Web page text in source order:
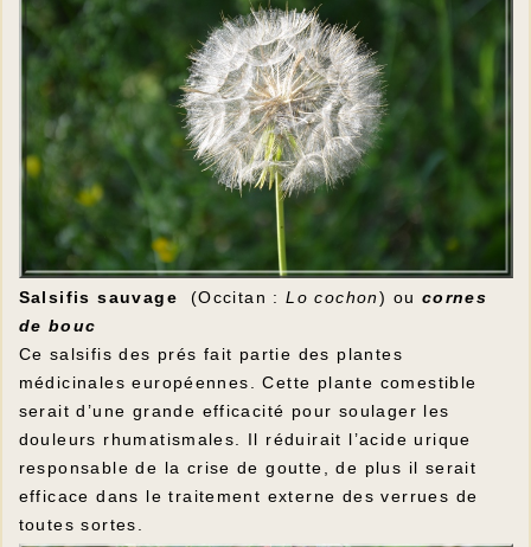
Salsifis sauvage (Occitan : Lo cochon) ou cornes
de bouc
Ce salsifis des prés fait partie des plantes
médicinales européennes. Cette plante comestible
serait d’une grande efficacité pour soulager les
douleurs rhumatismales. Il réduirait l’acide urique
responsable de la crise de goutte, de plus il serait
efficace dans le traitement externe des verrues de
toutes sortes.